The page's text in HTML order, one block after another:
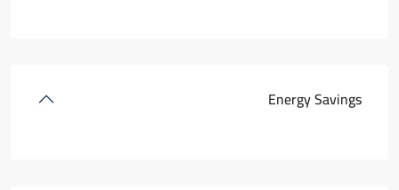
Energy Savings